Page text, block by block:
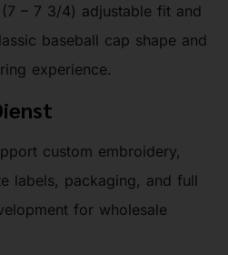
– 7 3/4) adjustable fit and
baseball cap shape and
experience.
custom embroidery,
labels, packaging, and full
for wholesale